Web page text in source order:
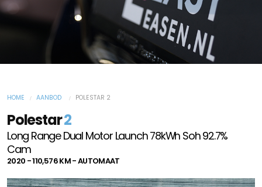
HOME AANBOD POLESTAR 2
Polestar2
Long Range Dual Motor Launch 78kWh Soh 92.7%
Cam
2020 - 110,576 KM - AUTOMAAT